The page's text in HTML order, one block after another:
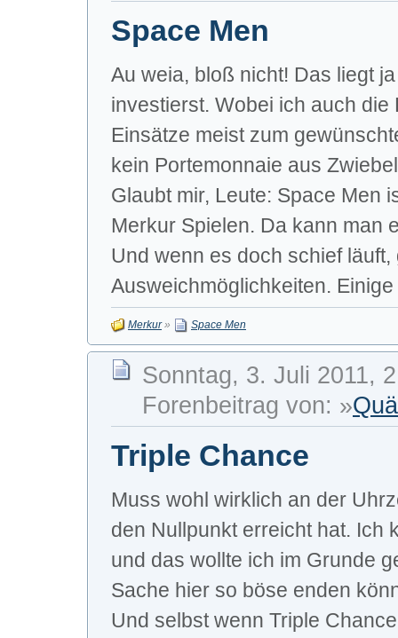
Space Men
Au weia, bloß nicht! Das liegt
investierst. Wobei ich auch
Einsätze meist zum
kein Portemonnaie aus
Glaubt mir, Leute: Space Men
Merkur Spielen. Da kann man
Und wenn es doch schief
Ausweichmöglichkeiten.
Merkur» Space Men
Sonntag, 3. Juli 2011,
Forenbeitrag von: »
Triple Chance
Muss wohl wirklich an der
den Nullpunkt erreicht hat. Ich
und das wollte ich im Grunde
Sache hier so böse enden
Und selbst wenn Triple